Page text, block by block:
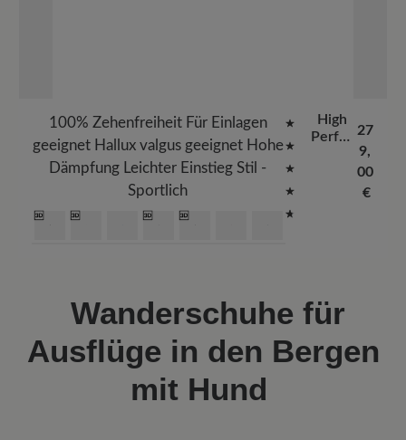
100% Zehenfreiheit Für Einlagen
geeignet Hallux valgus geeignet Hohe
Dämpfung Leichter Einstieg Stil -
Sportlich
High
Perfor 27
9,
00
€
Farbeauswählen
Wanderschuhe für
Ausflüge in den Bergen
mit Hund